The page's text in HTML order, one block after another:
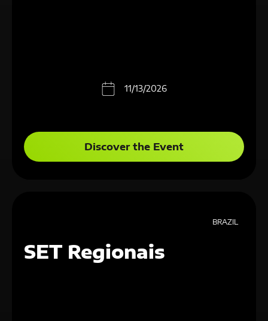
11/13/2026
Discover the Event
SET Regionais
BRAZIL